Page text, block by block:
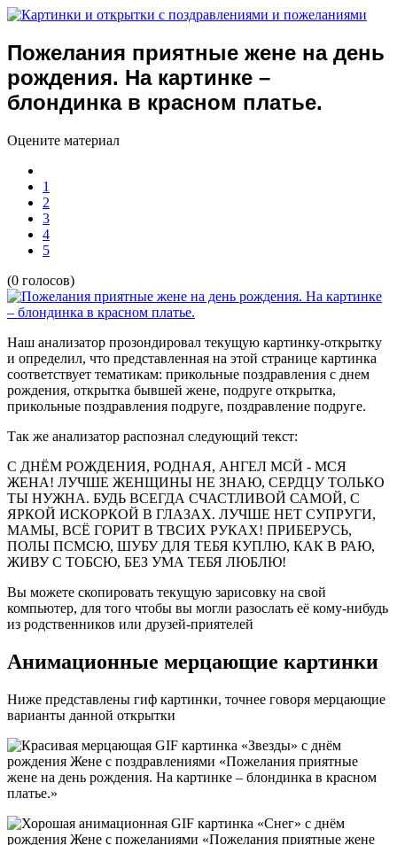
Пожелания приятные жене на день
рождения. На картинке –
блондинка в красном платье.
Оцените материал
1
2
3
4
5
(0 голосов)
Наш анализатор прозондировал текущую картинку-открытку
и определил, что представленная на этой странице картинка
соответствует тематикам: прикольные поздравления с днем
рождения, открытка бывшей жене, подруге открытка,
прикольные поздравления подруге, поздравление подруге.
Так же анализатор распознал следующий текст:
С ДНЁМ РОЖДЕНИЯ, РОДНАЯ, АНГЕЛ МСЙ - МСЯ
ЖЕНА! ЛУЧШЕ ЖЕНЩИНЫ НЕ ЗНАЮ, СЕРДЦУ ТОЛЬКО
ТЫ НУЖНА. БУДЬ ВСЕГДА СЧАСТЛИВОЙ САМОЙ, С
ЯРКОЙ ИСКОРКОЙ В ГЛАЗАХ. ЛУЧШЕ НЕТ СУПРУГИ,
МАМЫ, ВСЁ ГОРИТ В ТВСИХ РУКАХ! ПРИБЕРУСЬ,
ПОЛЫ ПСМСЮ, ШУБУ ДЛЯ ТЕБЯ КУПЛЮ, КАК В РАЮ,
ЖИВУ С ТОБСЮ, БЕЗ УМА ТЕБЯ ЛЮБЛЮ!
Вы можете скопировать текущую зарисовку на свой
компьютер, для того чтобы вы могли разослать её кому-нибудь
из родственников или друзей-приятелей
Анимационные мерцающие картинки
Ниже представлены гиф картинки, точнее говоря мерцающие
варианты данной открытки